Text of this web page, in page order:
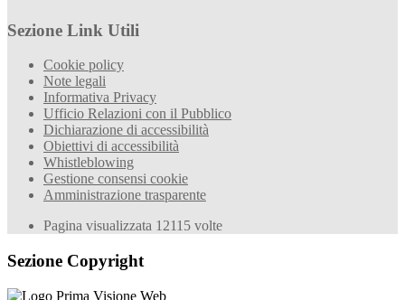
Sezione Link Utili
Cookie policy
Note legali
Informativa Privacy
Ufficio Relazioni con il Pubblico
Dichiarazione di accessibilità
Obiettivi di accessibilità
Whistleblowing
Gestione consensi cookie
Amministrazione trasparente
Pagina visualizzata 12115 volte
Sezione Copyright